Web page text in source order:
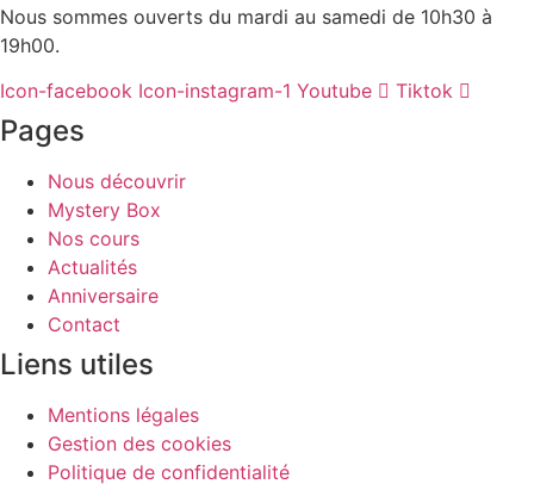
200,00 €
Nous sommes ouverts du mardi au samedi de 10h30 à
19h00.
Icon-facebook Icon-instagram-1 Youtube Tiktok
Pages
Nous découvrir
Mystery Box
Nos cours
Actualités
Anniversaire
Contact
Liens utiles
Mentions légales
Gestion des cookies
Politique de confidentialité